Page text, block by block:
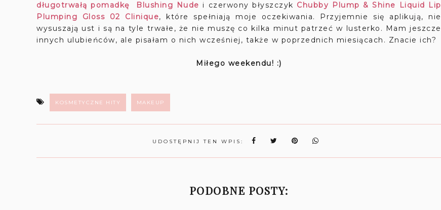
długotrwałą pomadkę Blushing Nude i czerwony błyszczyk Chubby Plump & Shine Liquid Lip
Plumping Gloss 02 Clinique, które spełniają moje oczekiwania. Przyjemnie się aplikują, nie
wysuszają ust i są na tyle trwałe, że nie muszę co kilka minut patrzeć w lusterko. Mam jeszcze
innych ulubieńców, ale pisałam o nich wcześniej, także w poprzednich miesiącach. Znacie ich?
Miłego weekendu! :)
KOSMETYCZNE HITY MAKEUP
UDOSTĘPNIJ TEN WPIS:
PODOBNE POSTY: